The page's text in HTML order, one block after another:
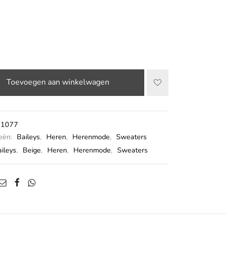
Toevoegen aan winkelwagen
Baileys, Heren, Herenmode, Sweaters
, Beige, Heren, Herenmode, Sweaters